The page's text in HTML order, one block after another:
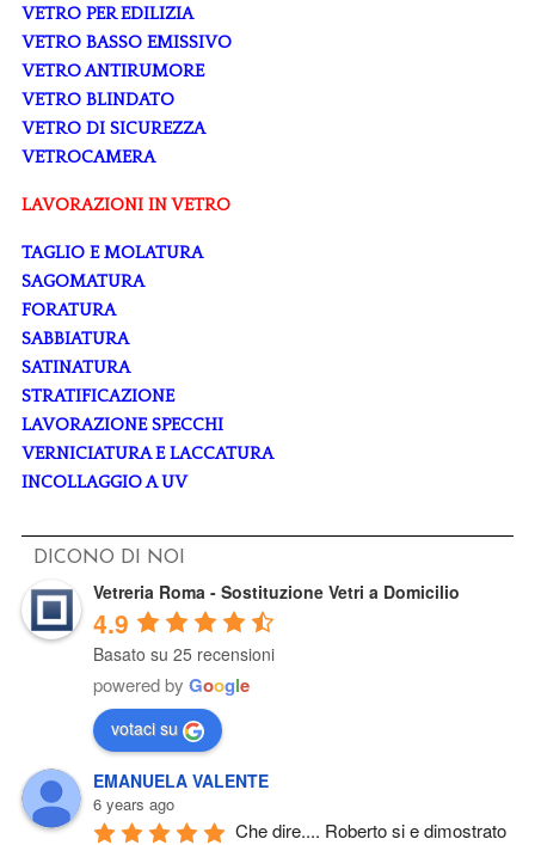
VETRO PER EDILIZIA
VETRO BASSO EMISSIVO
VETRO ANTIRUMORE
VETRO BLINDATO
VETRO DI SICUREZZA
VETROCAMERA
LAVORAZIONI IN VETRO
TAGLIO E MOLATURA
SAGOMATURA
FORATURA
SABBIATURA
SATINATURA
STRATIFICAZIONE
LAVORAZIONE SPECCHI
VERNICIATURA E LACCATURA
INCOLLAGGIO A UV
DICONO DI NOI
Vetreria Roma - Sostituzione Vetri a Domicilio
4.9
Basato su 25 recensioni
powered by Google
votaci su
EMANUELA VALENTE
6 years ago
Che dire.... Roberto si e dimostrato